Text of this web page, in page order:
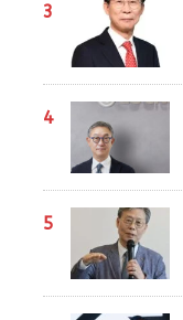
3
4
5